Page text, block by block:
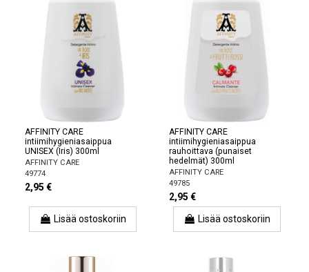
AFFINITY CARE
intiimihygieniasaippua
UNISEX (Iris) 300ml
AFFINITY CARE
49774
2,95 €
Lisää ostoskoriin
AFFINITY CARE
intiimihygieniasaippua
rauhoittava (punaiset
hedelmät) 300ml
AFFINITY CARE
49785
2,95 €
Lisää ostoskoriin